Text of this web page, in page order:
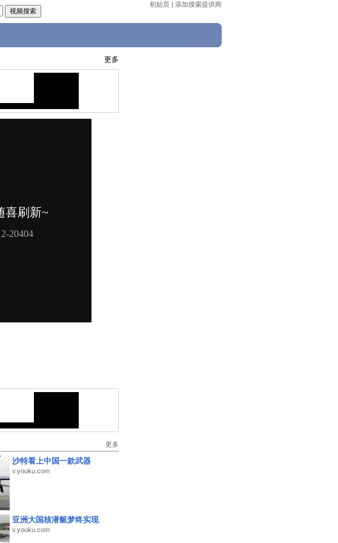
初始页 | 添加搜索提供商
更多
更多
沙特看上中国一款武器
v.youku.com
亚洲大国核潜艇梦终实现
v.youku.com